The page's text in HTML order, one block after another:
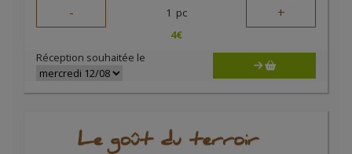
- 1 pc +
4€
Réception souhaitée le